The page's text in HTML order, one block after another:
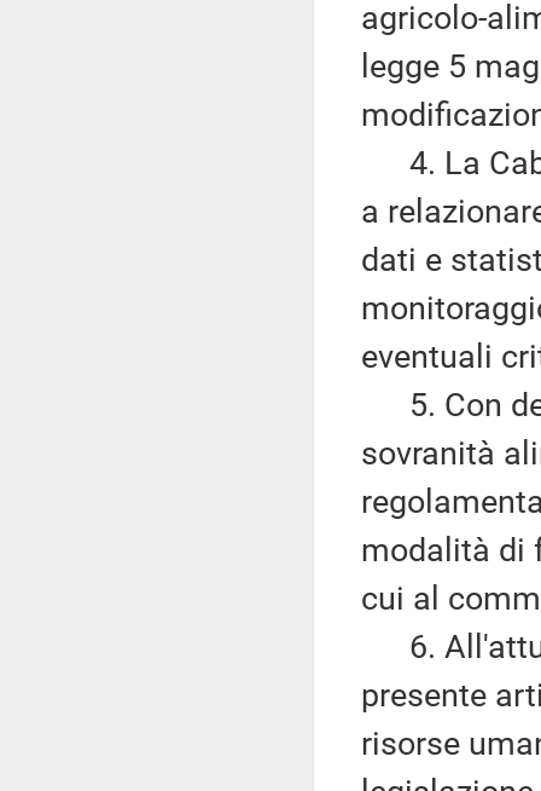
agricolo-
legge 5
4. La
a
dati e
eventuali
5. Con
sovranità
modalità di
cui al
6.
presente
risorse